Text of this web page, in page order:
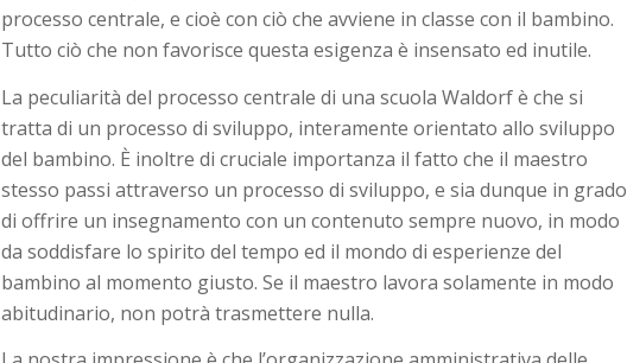
processo centrale, e cioè con ciò che avviene in classe con il bambino.
Tutto ciò che non favorisce questa esigenza è insensato ed inutile.
La peculiarità del processo centrale di una scuola Waldorf è che si
tratta di un processo di sviluppo, interamente orientato allo sviluppo
del bambino. È inoltre di cruciale importanza il fatto che il maestro
stesso passi attraverso un processo di sviluppo, e sia dunque in grado
di offrire un insegnamento con un contenuto sempre nuovo, in modo
da soddisfare lo spirito del tempo ed il mondo di esperienze del
bambino al momento giusto. Se il maestro lavora solamente in modo
abitudinario, non potrà trasmettere nulla.